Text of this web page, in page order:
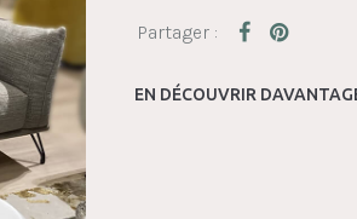
EN DÉCOUVRIR